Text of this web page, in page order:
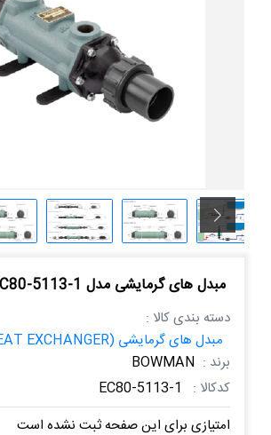
مبدل های گرمایشی مدل EC80-5113-1
دسته بندی کالا :
مبدل های گرمایشی (HEAT EXCHANGER)
برند : BOWMAN
کدکالا : EC80-5113-1
امتیازی برای این صفحه ثبت نشده است